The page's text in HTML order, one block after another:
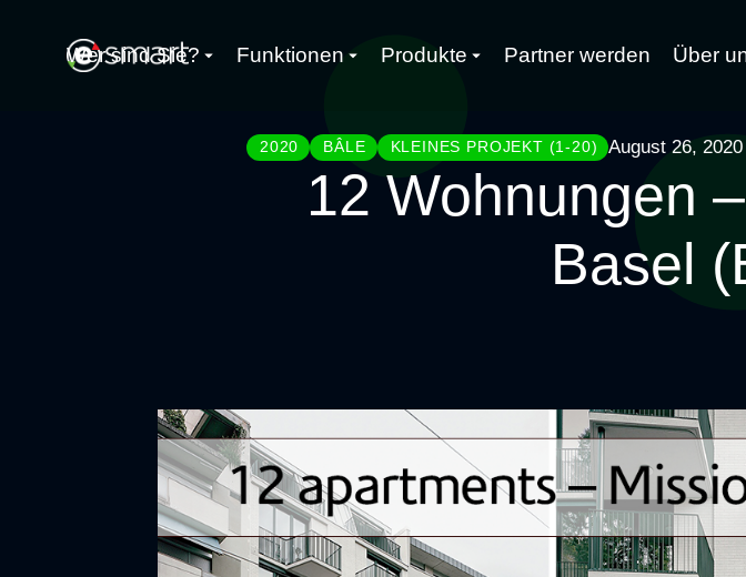
Wer sind Sie? Funktionen Produkte Partner werden Über
2020 BÂLE KLEINES PROJEKT (1-20) August 26, 2020
12 Wohnungen
Basel